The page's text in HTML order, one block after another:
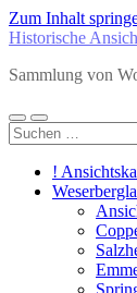
Zum Inhalt
Historische
Sammlung von
Mobile-
Menü
Suchfeld
ein-/ausblenden
Suchen
nach:
!